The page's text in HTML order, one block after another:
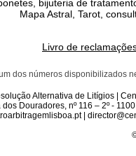
bijuteria de
Mapa Astral, Tarot,
Livro de
dos números disponibilizados
Alternativa de Litígios |
dos Douradores, nº 116 – 2º -
|